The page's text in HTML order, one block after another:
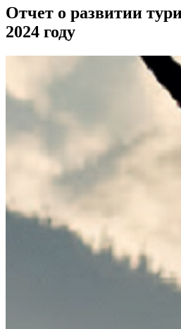
Отчет о развитии
2024 году